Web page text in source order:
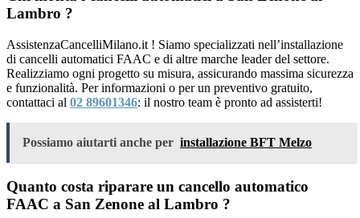
Lambro ?
AssistenzaCancelliMilano.it ! Siamo specializzati nell’installazione
di cancelli automatici FAAC e di altre marche leader del settore.
Realizziamo ogni progetto su misura, assicurando massima sicurezza
e funzionalità. Per informazioni o per un preventivo gratuito,
contattaci al 02 89601346: il nostro team è pronto ad assisterti!
Possiamo aiutarti anche per installazione BFT Melzo
Quanto costa riparare un cancello automatico
FAAC a San Zenone al Lambro ?